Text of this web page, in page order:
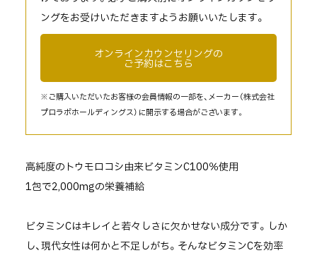
ングをお受けいただきますようお願いいたします。
オンラインカウンセリングの
ご予約はこちら
※ご購入いただいたお客様の会員情報の一部を、メーカー（株式会社
プロラボホールディングス）に開示する場合がございます。
高純度のトウモロコシ由来ビタミンC100％使用
1包で2,000mgの栄養補給
ビタミンCはキレイと若々しさに欠かせない成分です。しか
し、現代女性は何かと不足しがち。そんなビタミンCを効率